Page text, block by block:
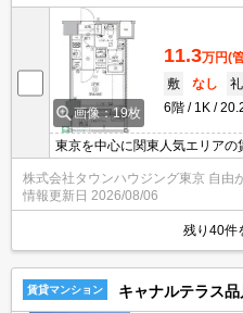
画像：19枚
11.3万円(
敷
なし 礼
6階
1K
東京を中心に関東人気エリアの
富！ 直営140店舗以上の 独自
アパートをお探しします！
株式会社タウンハウジング東京 自由
情報更新日 2026/08/06
残り40件
賃貸マンション キャナルテラス品